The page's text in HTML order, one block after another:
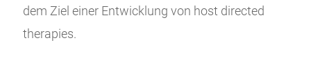
dem Ziel einer Entwicklung von host directed
therapies.